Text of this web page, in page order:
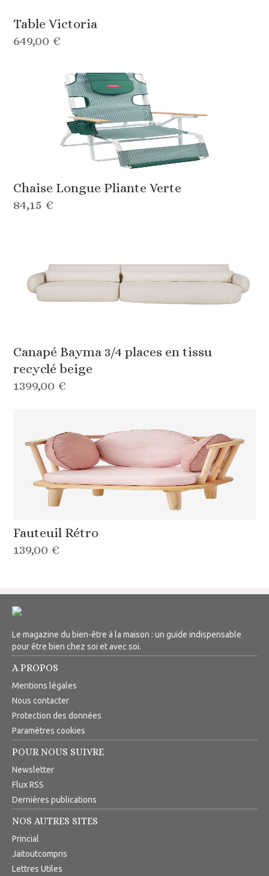
Table Victoria
649,00 €
Chaise Longue Pliante Verte
84,15 €
Canapé Bayma 3/4 places en tissu
recyclé beige
1399,00 €
Fauteuil Rétro
139,00 €
Le magazine du bien-être à la maison : un guide indispensable
pour être bien chez soi et avec soi.
A PROPOS
Mentions légales
Nous contacter
Protection des données
Paramètres cookies
POUR NOUS SUIVRE
Newsletter
Flux RSS
Dernières publications
NOS AUTRES SITES
Princial
Jaitoutcompris
Lettres Utiles